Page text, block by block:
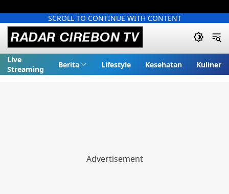
SCROLL TO CONTINUE WITH CONTENT
Live
Streaming
Berita Lifestyle Kesehatan Kuliner